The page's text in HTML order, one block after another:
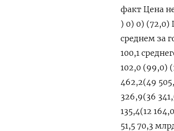
факт Цена
) 0) 0) (72,0)
среднем за
100,1
102,0 (99,0)
462,2(49
326,9(36
135,4(12
51,5 70,3